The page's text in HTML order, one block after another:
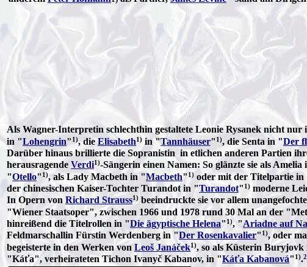
Als Wagner-Interpretin schlechthin gestaltete Leonie Rysanek nicht
in "Lohengrin" 1), die Elisabeth1) in "Tannhäuser" 1), die Senta in "Der
Darüber hinaus brillierte die Sopranistin in etlichen anderen Partien
herausragende Verdi1)-Sängerin einen Namen: So glänzte sie als
"Otello" 1), als Lady Macbeth in "Macbeth" 1) oder mit der Titelpartie in
der chinesischen Kaiser-Tochter Turandot in "Turandot" 1) moderne
In Opern von Richard Strauss1) beeindruckte sie vor allem
"Wiener Staatsoper", zwischen 1966 und 1978 rund 30 Mal an der
hinreißend die Titelrollen in "Die ägyptische Helena" 1), "Ariadne auf
Feldmarschallin Fürstin Werdenberg in "Der Rosenkavalier" 1), oder
begeisterte in den Werken von Leoš Janáček1), so als Küsterin Buryjovk
"Káťa", verheirateten Tichon Ivanyč Kabanov, in "Káťa Kabanová" 1).